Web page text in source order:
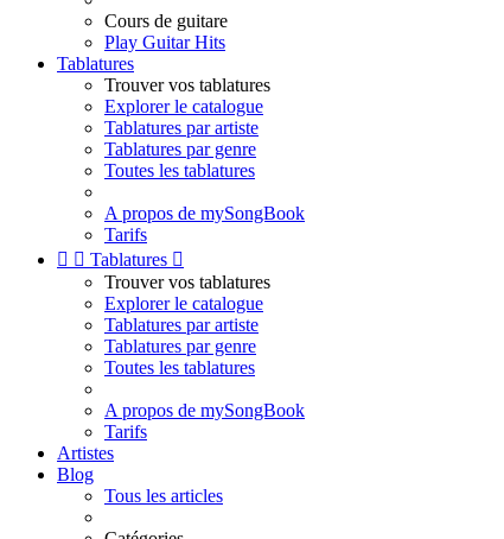
Cours de guitare
Play Guitar Hits
Tablatures
Trouver vos tablatures
Explorer le catalogue
Tablatures par artiste
Tablatures par genre
Toutes les tablatures
A propos de mySongBook
Tarifs
  Tablatures 
Trouver vos tablatures
Explorer le catalogue
Tablatures par artiste
Tablatures par genre
Toutes les tablatures
A propos de mySongBook
Tarifs
Artistes
Blog
Tous les articles